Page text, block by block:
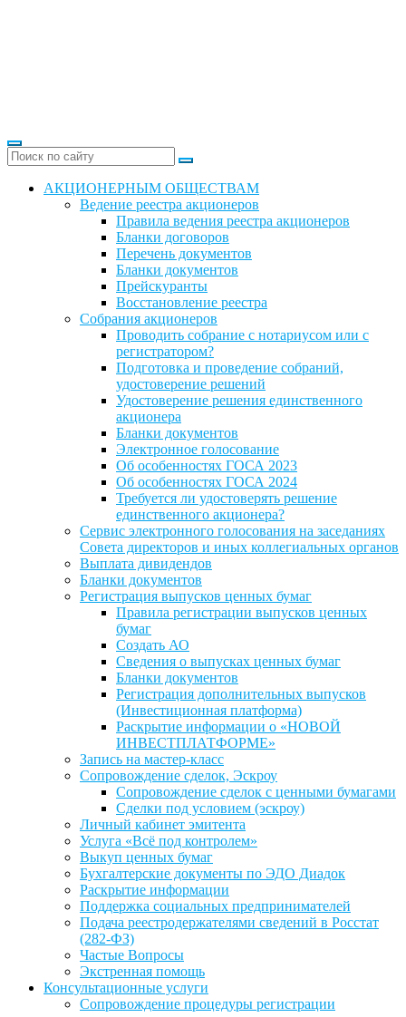
АКЦИОНЕРНЫМ ОБЩЕСТВАМ
Ведение реестра акционеров
Правила ведения реестра акционеров
Бланки договоров
Перечень документов
Бланки документов
Прейскуранты
Восстановление реестра
Собрания акционеров
Проводить собрание с нотариусом или с
регистратором?
Подготовка и проведение собраний,
удостоверение решений
Удостоверение решения единственного
акционера
Бланки документов
Электронное голосование
Об особенностях ГОСА 2023
Об особенностях ГОСА 2024
Требуется ли удостоверять решение
единственного акционера?
Сервис электронного голосования на заседаниях
Совета директоров и иных коллегиальных органов
Выплата дивидендов
Бланки документов
Регистрация выпусков ценных бумаг
Правила регистрации выпусков ценных
бумаг
Создать АО
Сведения о выпусках ценных бумаг
Бланки документов
Регистрация дополнительных выпусков
(Инвестиционная платформа)
Раскрытие информации о «НОВОЙ
ИНВЕСТПЛАТФОРМЕ»
Запись на мастер-класс
Сопровождение сделок, Эскроу
Сопровождение сделок с ценными бумагами
Сделки под условием (эскроу)
Личный кабинет эмитента
Услуга «Всё под контролем»
Выкуп ценных бумаг
Бухгалтерские документы по ЭДО Диадок
Раскрытие информации
Поддержка социальных предпринимателей
Подача реестродержателями сведений в Росстат
(282-ФЗ)
Частые Вопросы
Экстренная помощь
Консультационные услуги
Сопровождение процедуры регистрации